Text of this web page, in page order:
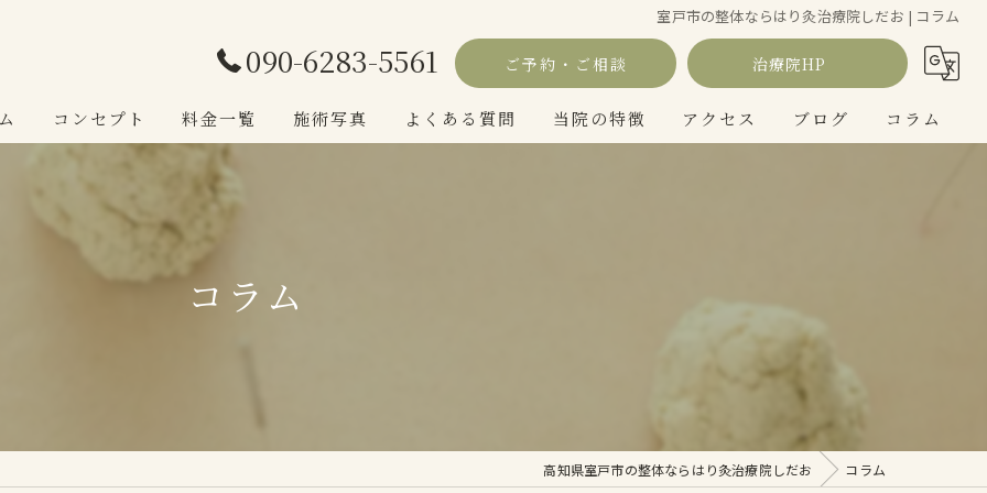
室戸市の整体ならはり灸治療院しだお | コラム
090-6283-5561 ご予約・ご相談 治療院HP
コンセプト
院長あいさつ
料金一覧 施術写真 よくある質問 当院の特徴 アクセス ブログ コラム
コラム
高知県室戸市の整体ならはり灸治療院しだお コラム